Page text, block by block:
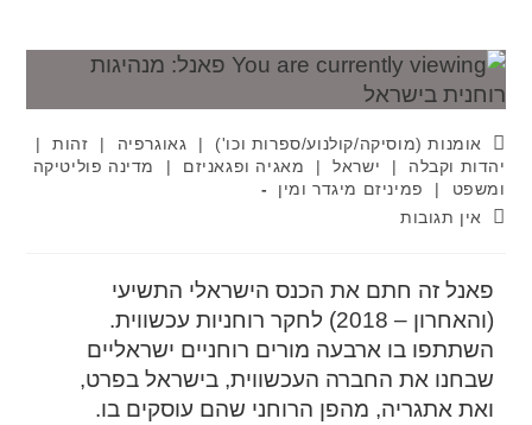
אומנות (מוסיקה/קולנוע/ספרות וכו') | גאוגרפיה | זהות
|
יהדות וקבלה
| ישראל | מאגיה ופגאניזם |
מדינה פוליטיקה
ומשפט
|
פמיניזם מיגדר ומין
אין תגובות
פאנל זה חתם את הכנס הישראלי התשיעי
(והאחרון – 2018) לחקר רוחניות עכשווית.
השתתפו בו ארבעה מורים רוחניים ישראליים
שבחנו את החברה העכשווית, בישראל בפרט,
ואת אתגריה, מהפן הרוחני שהם עוסקים בו.